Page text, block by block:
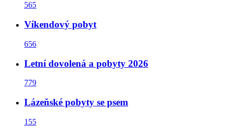
565
Víkendový pobyt
656
Letní dovolená a pobyty 2026
779
Lázeňské pobyty se psem
155